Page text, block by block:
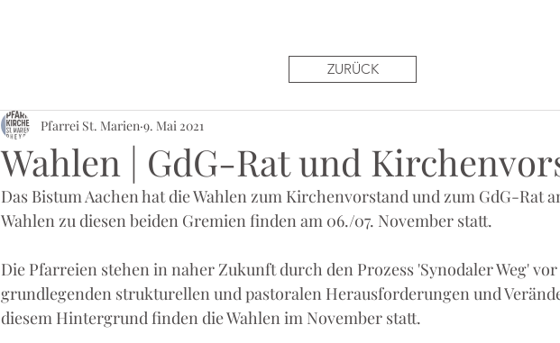
Wahlen | GdG-Rat und
Pfarrei St. Marien 9. Mai 2021
Das Bistum Aachen hat die Wahlen zum Kirchenvorstand und zum GdG-Rat
Wahlen zu diesen beiden Gremien finden am 06./07. November statt.
Die Pfarreien stehen in naher Zukunft durch den Prozess 'Synodaler Weg' vor
grundlegenden strukturellen und pastoralen Herausforderungen und
diesem Hintergrund finden die Wahlen im November statt.
ZURÜCK